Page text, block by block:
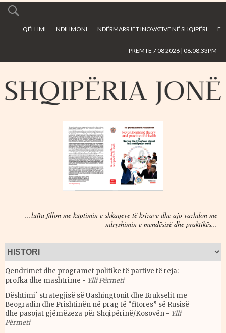
main
QËLLIMI NDIHMONI NDËRMARRJET INOVATIVE NË SHQIPËRI E
PREMTE 7 08 2026 | 08:08:33PM
...lufta fillon me kuptimin e shkaqeve të krizave dhe ajo vazhdon me
ndryshimin e mendësisë dhe praktikës...
Qendrimet dhe programet politike të partive të reja:
profka dhe mashtrime - Ylli Përmeti
Dështimi` strategjisë së Uashingtonit dhe Brukselit me
Beogradin dhe Prishtinën në prag të “fitores” së Rusisë
dhe pasojat gjëmëzeza për Shqipërinë/Kosovën - Ylli
Përmeti